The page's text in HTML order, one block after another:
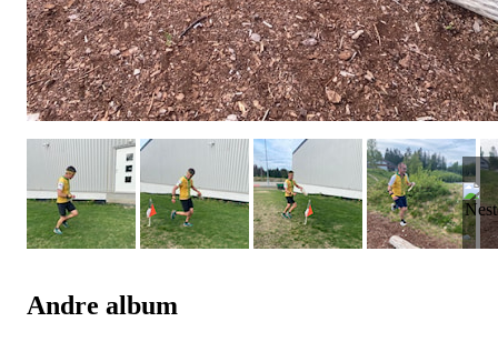
Andre album